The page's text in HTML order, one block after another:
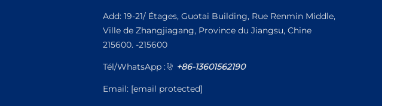
Add: 19-21/ Étages, Guotai Building, Rue Renmin Middle,
Ville de Zhangjiagang, Province du Jiangsu, Chine
215600. -215600
Tél/WhatsApp : +86-13601562190
Email: [email protected]